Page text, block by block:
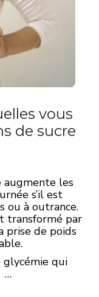
vous
de sucre
augmente les
s’il est
ou à outrance.
transformé par
prise de poids
glycémie qui
…